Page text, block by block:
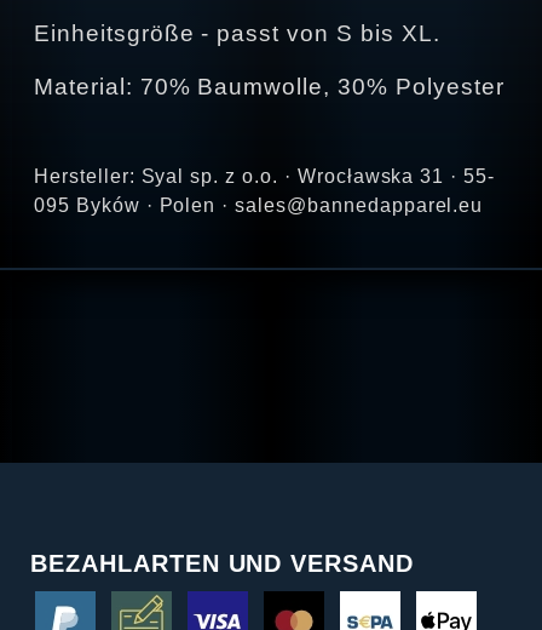
Einheitsgröße - passt von S bis XL.
Material: 70% Baumwolle, 30% Polyester
Hersteller: Syal sp. z o.o. · Wrocławska 31 · 55-
095 Byków · Polen · sales@bannedapparel.eu
BEZAHLARTEN UND VERSAND